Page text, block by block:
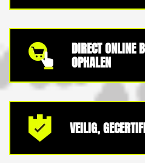
DIRECT ONLINE
OPHALEN
VEILIG,